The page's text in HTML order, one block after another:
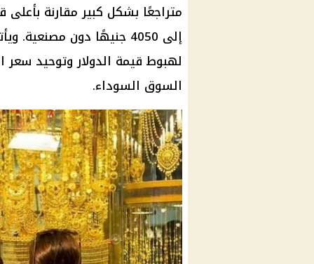
متراجعًا بشكل كبير مقارنة
لهبوط قيمة الدولار وتوحيد
السوق السوداء.